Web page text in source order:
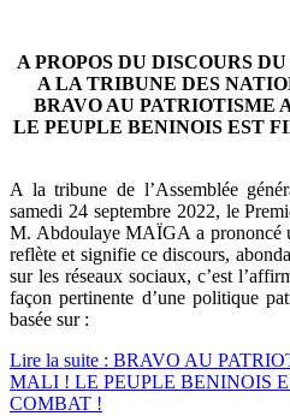
A PROPOS DU DISCOURS
A LA TRIBUNE DES
BRAVO AU PATRIOTISME
LE PEUPLE BENINOIS EST
A la tribune de l’Assemblée
samedi 24 septembre 2022, le
M. Abdoulaye MAÏGA a prononcé
reflète et signifie ce discours,
sur les réseaux sociaux, c’est
façon pertinente d’une politique
basée sur :
Lire la suite : BRAVO AU
MALI ! LE PEUPLE BENINOIS
COMBAT !